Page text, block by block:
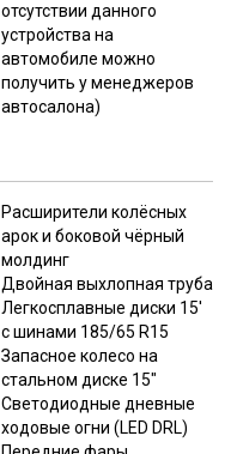
отсутствии данного
устройства на
автомобиле можно
получить у менеджеров
автосалона)
Расширители колёсных
арок и боковой чёрный
молдинг
Двойная выхлопная труба
Легкосплавные диски 15'
с шинами 185/65 R15
Запасное колесо на
стальном диске 15"
Светодиодные дневные
ходовые огни (LED DRL)